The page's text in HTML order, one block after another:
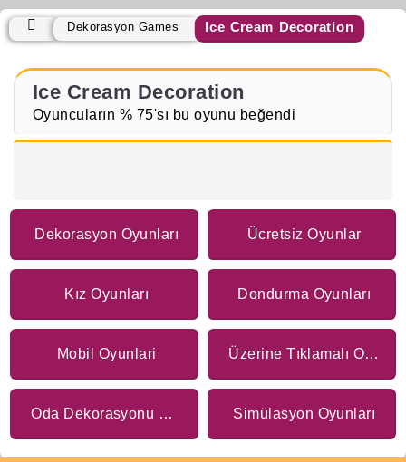
Dekorasyon Games Ice Cream Decoration
Ice Cream Decoration
Oyuncuların % 75'sı bu oyunu beğendi
Dekorasyon Oyunları Ücretsiz Oyunlar
Kız Oyunları Dondurma Oyunları
Mobil Oyunlari Üzerine Tıklamalı Oyunlar
Oda Dekorasyonu Oyunları Simülasyon Oyunları